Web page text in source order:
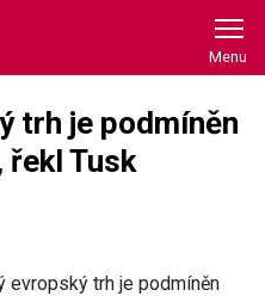
trh je podmíněn
Tusk
evropský trh je podmíněn